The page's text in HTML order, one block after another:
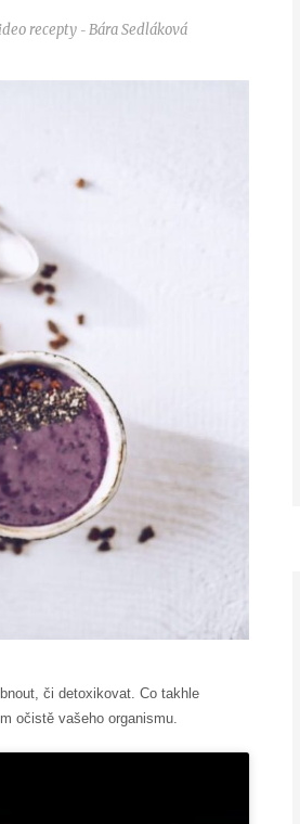
recepty - Bára Sedláková
či detoxikovat. Co takhle
očistě vašeho organismu.